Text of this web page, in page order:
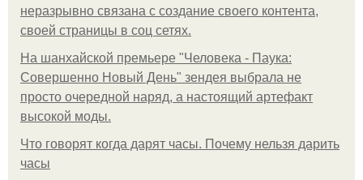
неразрывно связана с создание своего контента,
своей страницы в соц сетях.
На шанхайской премьере "Человека - Паука:
Совершенно Новый День" зендея выбрала не
просто очередной наряд, а настоящий артефакт
высокой моды.
Что говорят когда дарят часы. Почему нельзя дарить
часы